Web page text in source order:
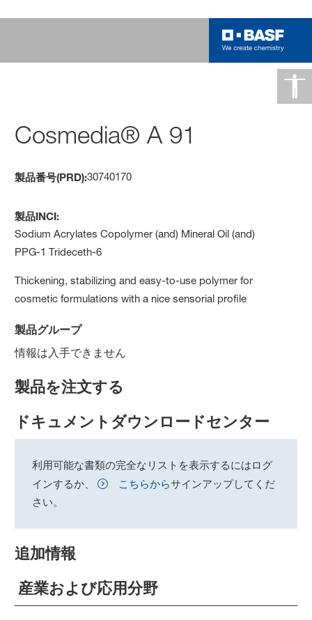
Cosmedia® A 91
製品番号(PRD):30740170
製品INCI:
Sodium Acrylates Copolymer (and) Mineral Oil (and)
PPG-1 Trideceth-6
Thickening, stabilizing and easy-to-use polymer for
cosmetic formulations with a nice ­sensorial profile
製品グループ
情報は入手できません
製品を注文する
ドキュメントダウンロードセンター
利用可能な書類の完全なリストを表示するにはログ
インするか、
こちらからサインアップしてくだ
さい。
追加情報
産業および応用分野